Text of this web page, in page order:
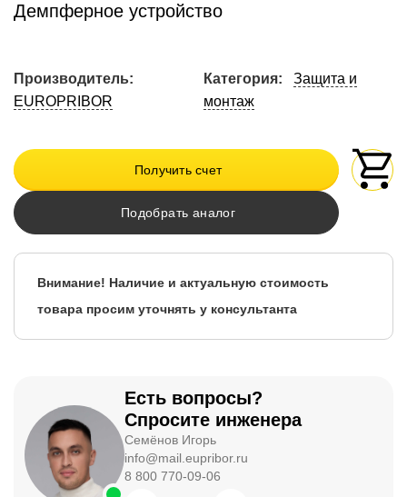
Демпферное устройство
Производитель:
EUROPRIBOR
Категория:
Защита и
монтаж
Получить счет
Подобрать аналог
Внимание! Наличие и актуальную стоимость
товара просим уточнять у консультанта
Есть вопросы?
Спросите инженера
Семёнов Игорь
info@mail.eupribor.ru
8 800 770-09-06